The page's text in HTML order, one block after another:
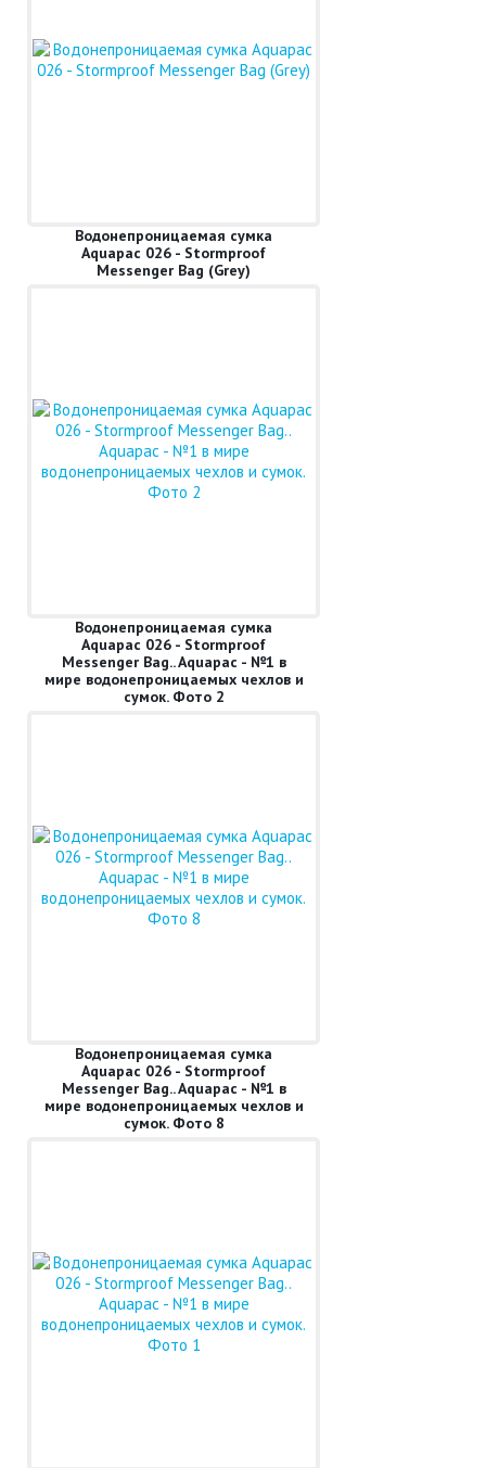
Водонепроницаемая сумка
Aquapac 026 - Stormproof
Messenger Bag (Grey)
Водонепроницаемая сумка
Aquapac 026 - Stormproof
Messenger Bag.. Aquapac - №1 в
мире водонепроницаемых чехлов и
сумок. Фото 2
Водонепроницаемая сумка
Aquapac 026 - Stormproof
Messenger Bag.. Aquapac - №1 в
мире водонепроницаемых чехлов и
сумок. Фото 8